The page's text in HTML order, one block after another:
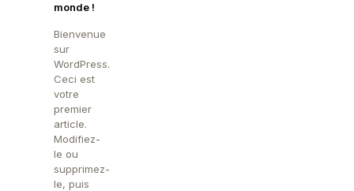
monde !
Bienvenue
sur
WordPress.
Ceci est
votre
premier
article.
Modifiez-
le ou
supprimez-
le, puis